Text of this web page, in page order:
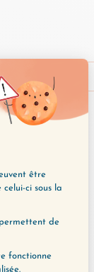
TEMPS ?